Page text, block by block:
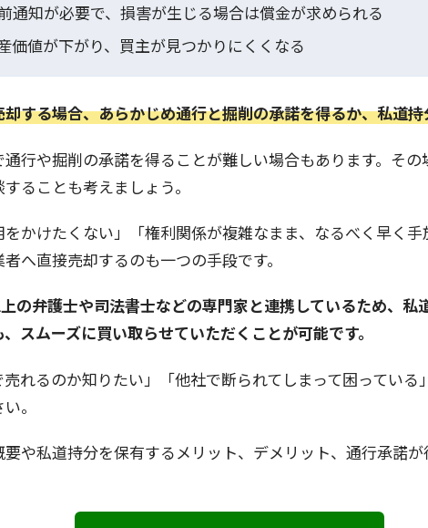
通知が必要で、損害が生じる場合は償金が求められる
価値が下がり、買主が見つかりにくくなる
する場合、あらかじめ通行と掘削の承諾を得るか、私道
行や掘削の承諾を得ることが難しい場合もあります。そ
ることも考えましょう。
かけたくない」「権利関係が複雑なまま、なるべく早く
へ直接売却するのも一つの手段です。
の弁護士や司法書士などの専門家と連携しているため、私
スムーズに買い取らせていただくことが可能です。
売れるのか知りたい」「他社で断られてしまって困ってい
。
や私道持分を保有するメリット、デメリット、通行承諾